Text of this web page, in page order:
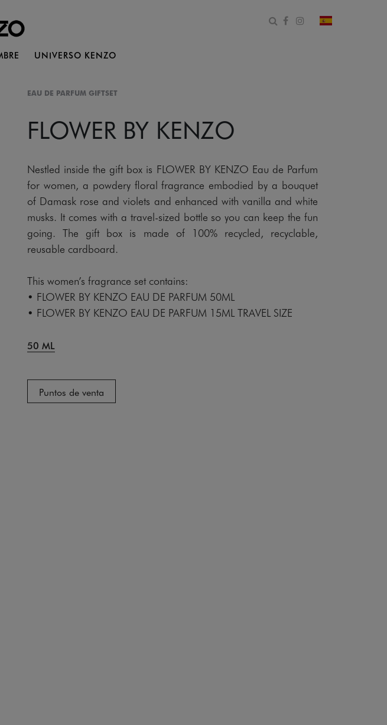
Abrir formulario de
Facebook
Instagram
cambiar país
UNIVERSO KENZO
EAU DE PARFUM GIFTSET
FLOWER BY KENZO
Nestled inside the gift box is FLOWER BY KENZO Eau de Parfum
for women, a powdery floral fragrance embodied by a bouquet
of Damask rose and violets and enhanced with vanilla and white
musks. It comes with a travel-sized bottle so you can keep the fun
going. The gift box is made of 100% recycled, recyclable,
reusable cardboard.
This women’s fragrance set contains:
• FLOWER BY KENZO EAU DE PARFUM 50ML
• FLOWER BY KENZO EAU DE PARFUM 15ML TRAVEL SIZE
50 ML
Puntos de venta